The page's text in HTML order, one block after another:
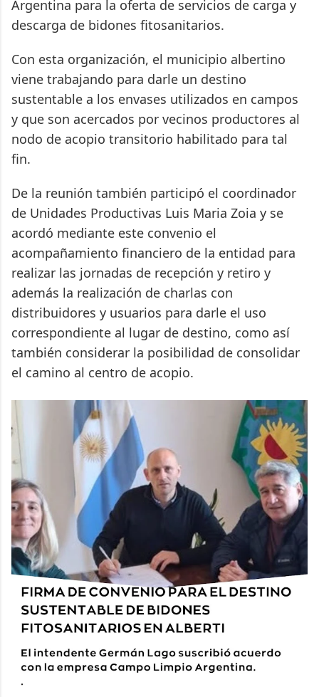
Argentina para la oferta de servicios de carga y
descarga de bidones fitosanitarios.
Con esta organización, el municipio albertino
viene trabajando para darle un destino
sustentable a los envases utilizados en campos
y que son acercados por vecinos productores al
nodo de acopio transitorio habilitado para tal
fin.
De la reunión también participó el coordinador
de Unidades Productivas Luis Maria Zoia y se
acordó mediante este convenio el
acompañamiento financiero de la entidad para
realizar las jornadas de recepción y retiro y
además la realización de charlas con
distribuidores y usuarios para darle el uso
correspondiente al lugar de destino, como así
también considerar la posibilidad de consolidar
el camino al centro de acopio.